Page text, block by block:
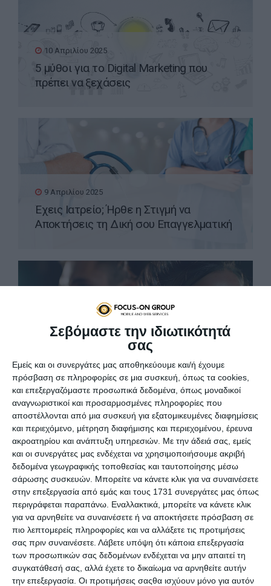
Σεβόμαστε την ιδιωτικότητά
σας
Εμείς και οι συνεργάτες μας αποθηκεύουμε και/ή έχουμε
πρόσβαση σε πληροφορίες σε μια συσκευή, όπως τα cookies,
και επεξεργαζόμαστε προσωπικά δεδομένα, όπως μοναδικοί
αναγνωριστικοί και προσαρμοσμένες πληροφορίες που
αποστέλλονται από μια συσκευή για εξατομικευμένες διαφημίσεις
και περιεχόμενο, μέτρηση διαφήμισης και περιεχομένου, έρευνα
ακροατηρίου και ανάπτυξη υπηρεσιών. Με την άδειά σας, εμείς
και οι συνεργάτες μας ενδέχεται να χρησιμοποιήσουμε ακριβή
δεδομένα γεωγραφικής τοποθεσίας και ταυτοποίησης μέσω
σάρωσης συσκευών. Μπορείτε να κάνετε κλικ για να συναινέσετε
στην επεξεργασία από εμάς και τους 1731 συνεργάτες μας όπως
περιγράφεται παραπάνω. Εναλλακτικά, μπορείτε να κάνετε κλικ
για να αρνηθείτε να συναινέσετε ή να αποκτήσετε πρόσβαση σε
πιο λεπτομερείς πληροφορίες και να αλλάξετε τις προτιμήσεις
σας πριν συναινέσετε. Λάβετε υπόψη ότι κάποια επεξεργασία
των προσωπικών σας δεδομένων ενδέχεται να μην απαιτεί τη
συγκατάθεσή σας, αλλά έχετε το δικαίωμα να αρνηθείτε αυτήν
την επεξεργασία. Οι προτιμήσεις σαςθα ισχύουν μόνο για αυτόν
10 Απριλίου 2025
5 μύθοι για το Digital Marketing που
πρέπει να ξεχάσεις
9 Απριλίου 2025
Έχεις Ιατρείο; Ήρθε η Στιγμή να
Αποκτήσεις τη Δική σου Επαγγελματική
Premium Ιστοσελίδες WordPress για
Γυμναστήρια & Χώρους Fitness
7 Απριλίου 2025
QUIZ: 7 Ερωτήσεις για
Προγραμματιστές